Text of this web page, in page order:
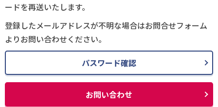
ードを再送いたします。
登録したメールアドレスが不明な場合はお問合せフォーム
よりお問い合わせください。
パスワード確認
お問い合わせ